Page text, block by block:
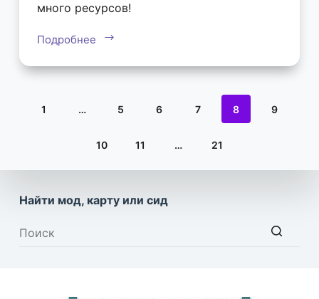
много ресурсов!
Подробнее
1 … 5 6 7 8 9
10 11 … 21
Найти мод, карту или сид